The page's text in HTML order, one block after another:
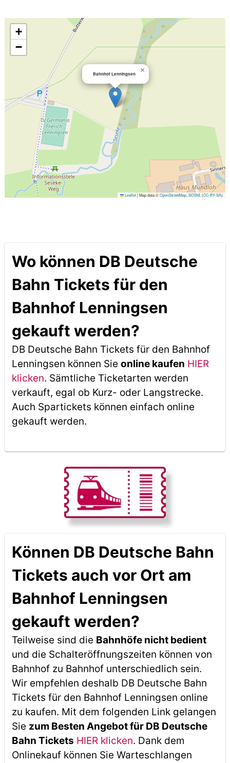
Bahnhof Lenningsen ×
+
−
Leaflet|Map data ©OpenStreetMap ,SOSM , (CC-BY-SA)
Wo können DB Deutsche
Bahn Tickets für den
Bahnhof Lenningsen
gekauft werden?
DB Deutsche Bahn Tickets für den Bahnhof
Lenningsen können Sie online kaufen HIER
klicken. Sämtliche Ticketarten werden
verkauft, egal ob Kurz- oder Langstrecke.
Auch Spartickets können einfach online
gekauft werden.
Können DB Deutsche Bahn
Tickets auch vor Ort am
Bahnhof Lenningsen
gekauft werden?
Teilweise sind die Bahnhöfe nicht bedient
und die Schalteröffnungszeiten können von
Bahnhof zu Bahnhof unterschiedlich sein.
Wir empfehlen deshalb DB Deutsche Bahn
Tickets für den Bahnhof Lenningsen online
zu kaufen. Mit dem folgenden Link gelangen
Sie zum Besten Angebot für DB Deutsche
Bahn Tickets HIER klicken. Dank dem
Onlinekauf können Sie Warteschlangen